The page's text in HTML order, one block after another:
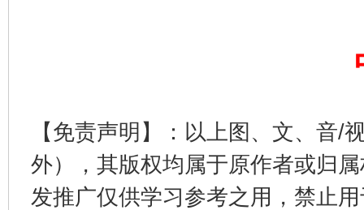
【免责声明】：以上图、文、音/
外），其版权均属于原作者或归
发推广仅供学习参考之用，禁止
东山县通报“牛蛙产品抗生素超标问题”